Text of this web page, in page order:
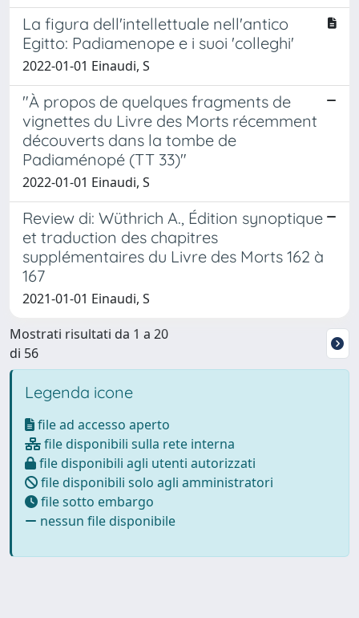
La figura dell'intellettuale nell'antico
Egitto: Padiamenope e i suoi 'colleghi'
2022-01-01 Einaudi, S
"À propos de quelques fragments de
vignettes du Livre des Morts récemment
découverts dans la tombe de
Padiaménopé (TT 33)"
2022-01-01 Einaudi, S
Review di: Wüthrich A., Édition synoptique
et traduction des chapitres
supplémentaires du Livre des Morts 162 à
167
2021-01-01 Einaudi, S
Mostrati risultati da 1 a 20
di 56
Legenda icone
file ad accesso aperto
file disponibili sulla rete interna
file disponibili agli utenti autorizzati
file disponibili solo agli amministratori
file sotto embargo
nessun file disponibile